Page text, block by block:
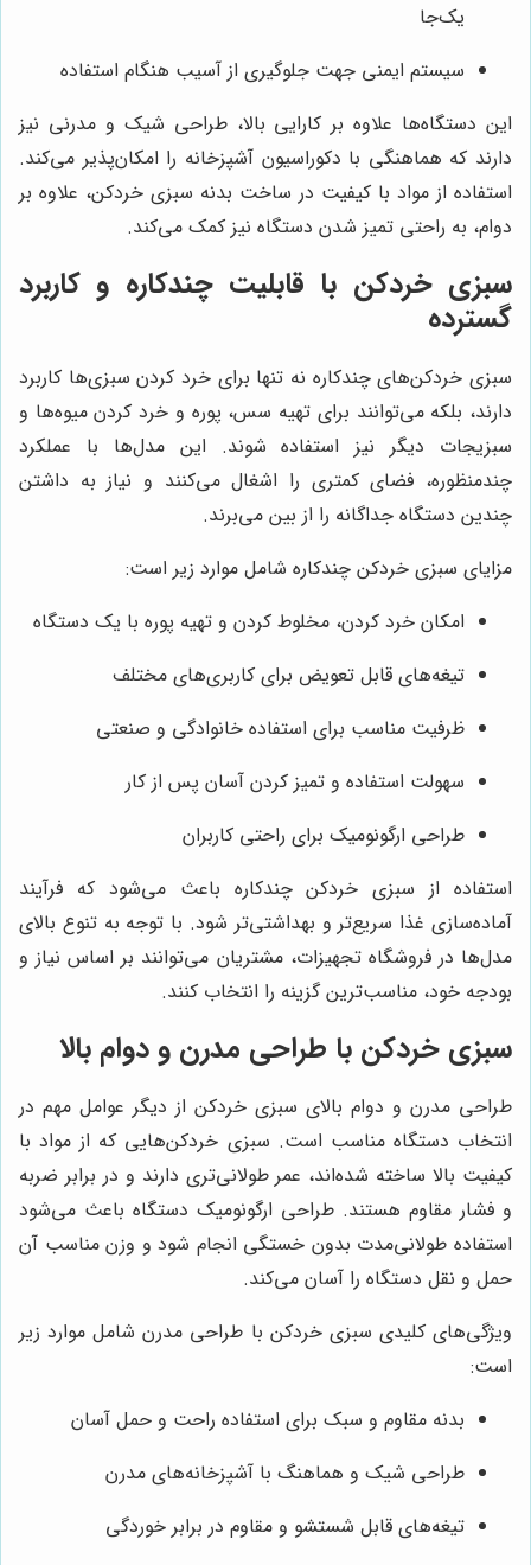
یک‌جا
سیستم ایمنی جهت جلوگیری از آسیب هنگام استفاده
این دستگاه‌ها علاوه بر کارایی بالا، طراحی شیک و مدرنی نیز
دارند که هماهنگی با دکوراسیون آشپزخانه را امکان‌پذیر می‌کند.
استفاده از مواد با کیفیت در ساخت بدنه سبزی خردکن، علاوه بر
دوام، به راحتی تمیز شدن دستگاه نیز کمک می‌کند.
سبزی خردکن با قابلیت چندکاره و کاربرد
گسترده
سبزی خردکن‌های چندکاره نه تنها برای خرد کردن سبزی‌ها کاربرد
دارند، بلکه می‌توانند برای تهیه سس، پوره و خرد کردن میوه‌ها و
سبزیجات دیگر نیز استفاده شوند. این مدل‌ها با عملکرد
چندمنظوره، فضای کمتری را اشغال می‌کنند و نیاز به داشتن
چندین دستگاه جداگانه را از بین می‌برند.
مزایای سبزی خردکن چندکاره شامل موارد زیر است:
امکان خرد کردن، مخلوط کردن و تهیه پوره با یک دستگاه
تیغه‌های قابل تعویض برای کاربری‌های مختلف
ظرفیت مناسب برای استفاده خانوادگی و صنعتی
سهولت استفاده و تمیز کردن آسان پس از کار
طراحی ارگونومیک برای راحتی کاربران
استفاده از سبزی خردکن چندکاره باعث می‌شود که فرآیند
آماده‌سازی غذا سریع‌تر و بهداشتی‌تر شود. با توجه به تنوع بالای
مدل‌ها در فروشگاه تجهیزات، مشتریان می‌توانند بر اساس نیاز و
بودجه خود، مناسب‌ترین گزینه را انتخاب کنند.
سبزی خردکن با طراحی مدرن و دوام بالا
طراحی مدرن و دوام بالای سبزی خردکن از دیگر عوامل مهم در
انتخاب دستگاه مناسب است. سبزی خردکن‌هایی که از مواد با
کیفیت بالا ساخته شده‌اند، عمر طولانی‌تری دارند و در برابر ضربه
و فشار مقاوم هستند. طراحی ارگونومیک دستگاه باعث می‌شود
استفاده طولانی‌مدت بدون خستگی انجام شود و وزن مناسب آن
حمل و نقل دستگاه را آسان می‌کند.
ویژگی‌های کلیدی سبزی خردکن با طراحی مدرن شامل موارد زیر
است:
بدنه مقاوم و سبک برای استفاده راحت و حمل آسان
طراحی شیک و هماهنگ با آشپزخانه‌های مدرن
تیغه‌های قابل شستشو و مقاوم در برابر خوردگی